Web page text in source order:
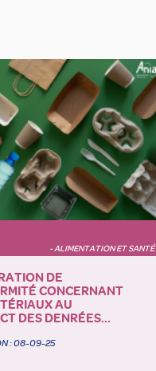
- ALIMENTATION ET SANTÉ
DE
CONCERNANT
AU
DES DENRÉES...
:08-09-25